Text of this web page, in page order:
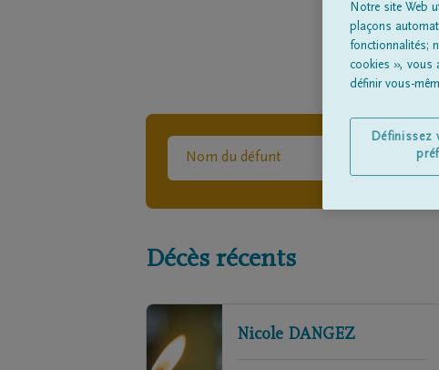
Décès récents
Nicole DANGEZ
Notre site Web
plaçons
fonctionnalités;
cookies », vous
définir vous-
Définissez